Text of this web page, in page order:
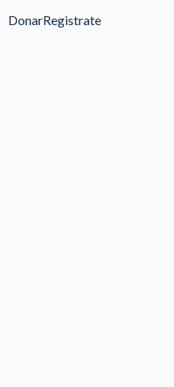
DonarRegistrate